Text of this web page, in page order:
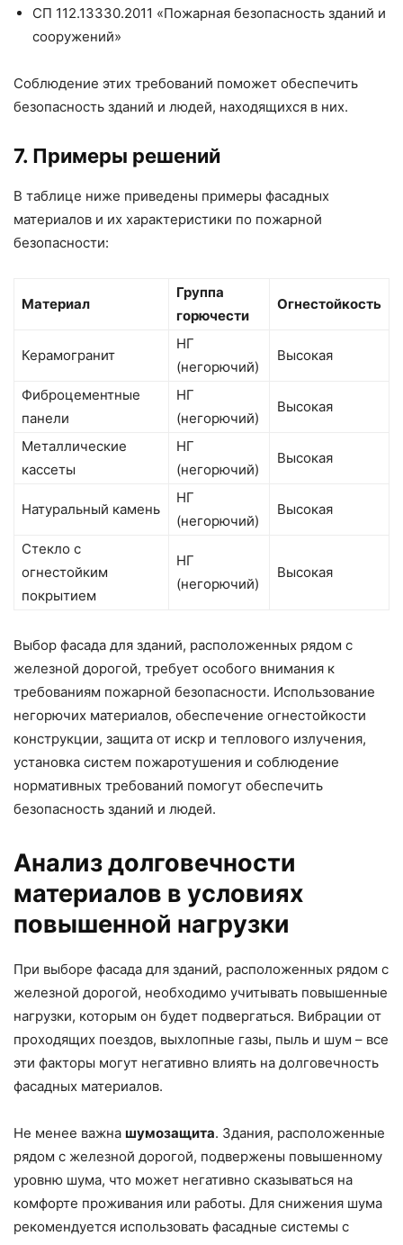
СП 112.13330.2011 «Пожарная безопасность зданий и
сооружений»
Соблюдение этих требований поможет обеспечить
безопасность зданий и людей, находящихся в них.
7. Примеры решений
В таблице ниже приведены примеры фасадных
материалов и их характеристики по пожарной
безопасности:
Материал
Группа
горючести
Огнестойкость
Керамогранит
НГ
(негорючий)
Высокая
Фиброцементные
панели
НГ
(негорючий)
Высокая
Металлические
кассеты
НГ
(негорючий)
Высокая
Натуральный камень
НГ
(негорючий)
Высокая
Стекло с
огнестойким
покрытием
НГ
(негорючий)
Высокая
Выбор фасада для зданий, расположенных рядом с
железной дорогой, требует особого внимания к
требованиям пожарной безопасности. Использование
негорючих материалов, обеспечение огнестойкости
конструкции, защита от искр и теплового излучения,
установка систем пожаротушения и соблюдение
нормативных требований помогут обеспечить
безопасность зданий и людей.
Анализ долговечности
материалов в условиях
повышенной нагрузки
При выборе фасада для зданий, расположенных рядом с
железной дорогой, необходимо учитывать повышенные
нагрузки, которым он будет подвергаться. Вибрации от
проходящих поездов, выхлопные газы, пыль и шум – все
эти факторы могут негативно влиять на долговечность
фасадных материалов.
Не менее важна шумозащита. Здания, расположенные
рядом с железной дорогой, подвержены повышенному
уровню шума, что может негативно сказываться на
комфорте проживания или работы. Для снижения шума
рекомендуется использовать фасадные системы с